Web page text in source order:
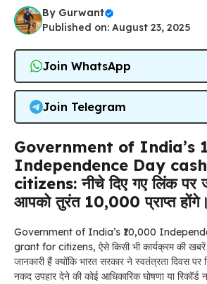
By Gurwant
Published on: August 23, 2025
Join WhatsApp
Join Telegram
Government of India’s
Independence Day
citizens: नीचे दिए गए लिंक
आपको तुरंत ₹10,000 प्राप्त होंगे।
Government of India’s ₹10,000
grant for citizens, ऐसे किसी भी कार्यक्रम की खबरें
जानकारी हैं क्योंकि भारत सरकार ने स्वतंत्रता दिवस पर
नकद उपहार देने की कोई आधिकारिक घोषणा या रिकॉर्ड